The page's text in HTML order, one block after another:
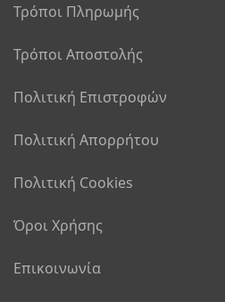
Τρόποι Πληρωμής
Τρόποι Αποστολής
Πολιτική Επιστροφών
Πολιτική Απορρήτου
Πολιτική Cookies
Όροι Χρήσης
Επικοινωνία